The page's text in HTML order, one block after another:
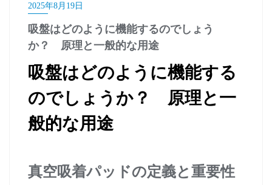
2025年8月19日
吸盤はどのように機能するのでしょう
か？ 原理と一般的な用途
吸盤はどのように機能する
のでしょうか？ 原理と一
般的な用途
真空吸着パッドの定義と重要性